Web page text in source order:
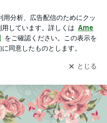
グフェイシャル☆
新通知
を受け取りまし
開く